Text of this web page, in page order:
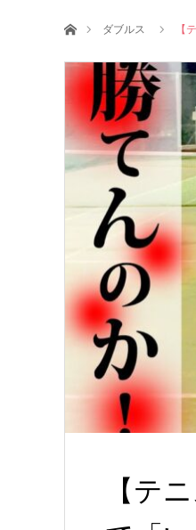
ホームダブルス 【
【テ